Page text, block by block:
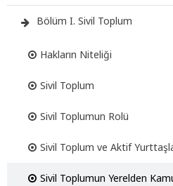
Bölüm I. Sivil Toplum
Hakların Niteliği
Sivil Toplum
Sivil Toplumun Rolü
Sivil Toplum ve Aktif
Sivil Toplumun Yerelden